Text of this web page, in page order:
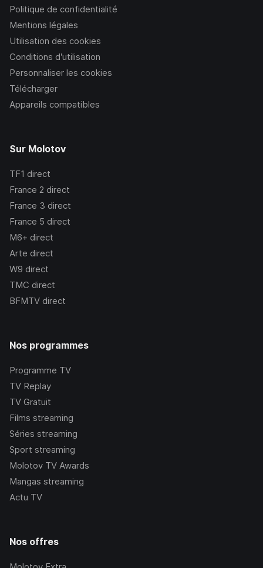
Politique de confidentialité
Mentions légales
Utilisation des cookies
Conditions d’utilisation
Personnaliser les cookies
Télécharger
Appareils compatibles
Sur Molotov
TF1 direct
France 2 direct
France 3 direct
France 5 direct
M6+ direct
Arte direct
W9 direct
TMC direct
BFMTV direct
Nos programmes
Programme TV
TV Replay
TV Gratuit
Films streaming
Séries streaming
Sport streaming
Molotov TV Awards
Mangas streaming
Actu TV
Nos offres